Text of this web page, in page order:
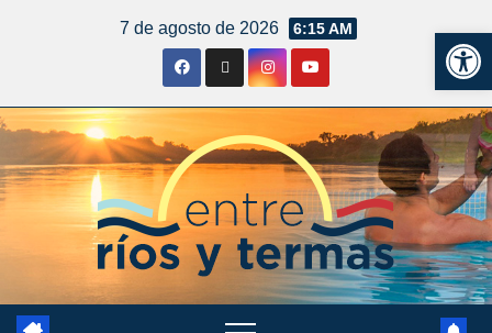
7 de agosto de 2026 6:15 AM